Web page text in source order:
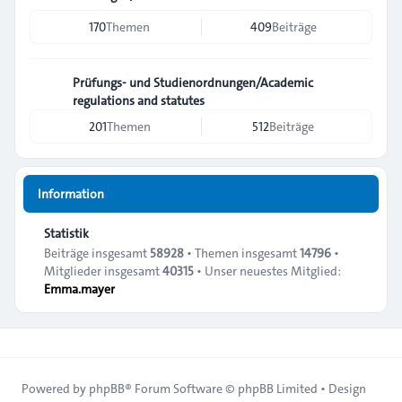
170Themen 409Beiträge
Prüfungs- und Studienordnungen/Academic
regulations and statutes
201Themen 512Beiträge
Information
Statistik
Beiträge insgesamt 58928• Themen insgesamt14796•
Mitglieder insgesamt40315• Unser neuestes Mitglied:
Emma.mayer
Powered by phpBB® Forum Software © phpBB Limited • Design